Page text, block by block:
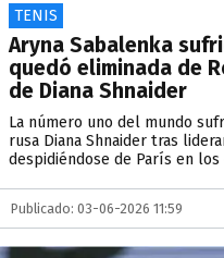
TENIS
Aryna Sabalenka
quedó eliminada de
de Diana Shnaider
La número uno del mundo
rusa Diana Shnaider tras
despidiéndose de París en
Publicado: 03-06-2026 11:59